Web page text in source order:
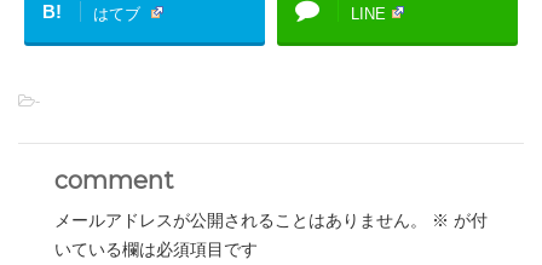
B! はてブ LINE
-
comment
メールアドレスが公開されることはありません。 ※ が付
いている欄は必須項目です